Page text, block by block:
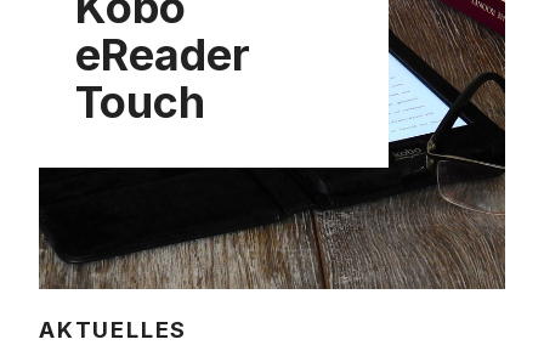
eReader
Touch
AKTUELLES